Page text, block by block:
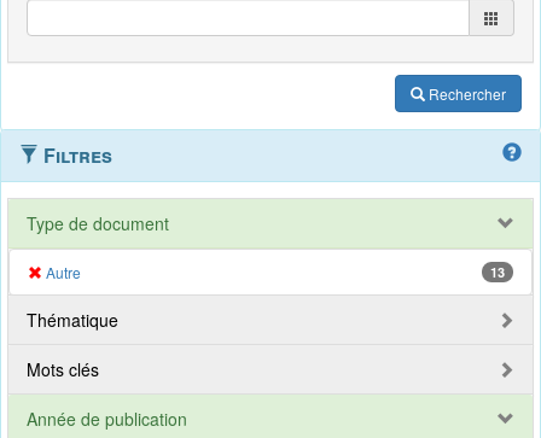
Rechercher
Filtres
Type de document
Autre 13
Thématique
Mots clés
Année de publication